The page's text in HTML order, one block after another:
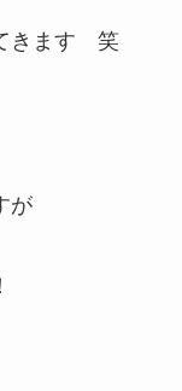
きます 笑
が